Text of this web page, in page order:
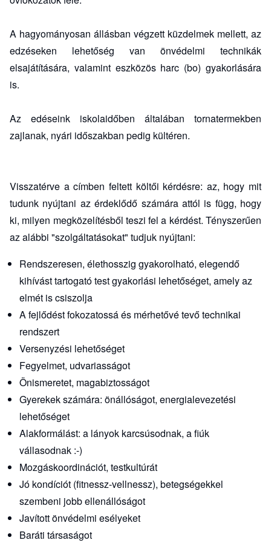
A hagyományosan állásban végzett küzdelmek mellett, az
edzéseken lehetőség van önvédelmi technikák
elsajátítására, valamint eszközös harc (bo) gyakorlására
is.
Az edéseink iskolaidőben általában tornatermekben
zajlanak, nyári időszakban pedig kültéren.
Visszatérve a címben feltett költői kérdésre: az, hogy mit
tudunk nyújtani az érdeklődő számára attól is függ, hogy
ki, milyen megközelítésből teszi fel a kérdést. Tényszerűen
az alábbi "szolgáltatásokat" tudjuk nyújtani:
Rendszeresen, élethosszig gyakorolható, elegendő
kihívást tartogató test gyakorlási lehetőséget, amely az
elmét is csiszolja
A fejlődést fokozatossá és mérhetővé tevő technikai
rendszert
Versenyzési lehetőséget
Fegyelmet, udvariasságot
Önismeretet, magabiztosságot
Gyerekek számára: önállóságot, energialevezetési
lehetőséget
Alakformálást: a lányok karcsúsodnak, a fiúk
vállasodnak :-)
Mozgáskoordinációt, testkultúrát
Jó kondíciót (fitnessz-vellnessz), betegségekkel
szembeni jobb ellenállóságot
Javított önvédelmi esélyeket
Baráti társaságot